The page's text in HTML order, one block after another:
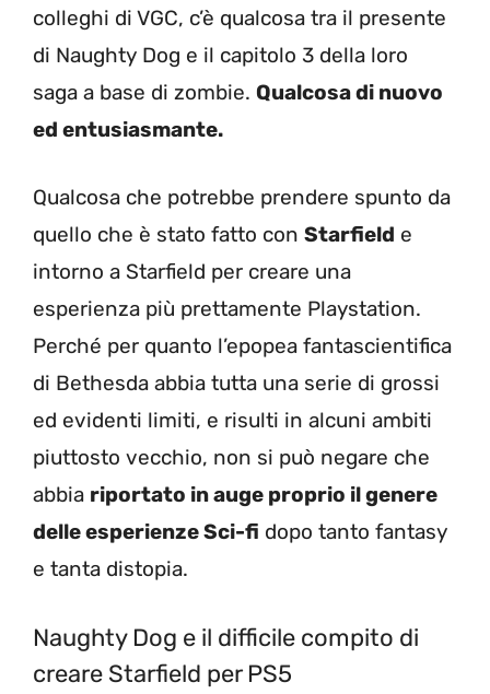
colleghi di VGC, c’è qualcosa tra il presente
di Naughty Dog e il capitolo 3 della loro
saga a base di zombie. Qualcosa di nuovo
ed entusiasmante.
Qualcosa che potrebbe prendere spunto da
quello che è stato fatto con Starfield e
intorno a Starfield per creare una
esperienza più prettamente Playstation.
Perché per quanto l’epopea fantascientifica
di Bethesda abbia tutta una serie di grossi
ed evidenti limiti, e risulti in alcuni ambiti
piuttosto vecchio, non si può negare che
abbia riportato in auge proprio il genere
delle esperienze Sci-fi dopo tanto fantasy
e tanta distopia.
Naughty Dog e il difficile compito di
creare Starfield per PS5